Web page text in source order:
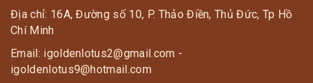
Địa chỉ: 16A, Đường số 10, P. Thảo Điền, Thủ Đức, Tp Hồ
Chí Minh
Email: igoldenlotus2@gmail.com -
igoldenlotus9@hotmail.com